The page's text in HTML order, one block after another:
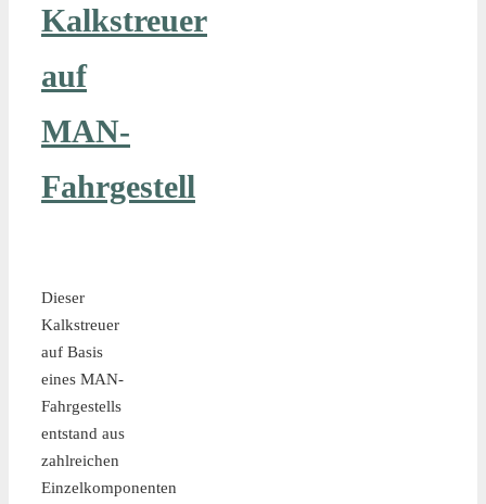
Kalkstreuer
auf
MAN-
Fahrgestell
Dieser
Kalkstreuer
auf Basis
eines MAN-
Fahrgestells
entstand aus
zahlreichen
Einzelkomponenten